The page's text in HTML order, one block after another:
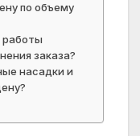
по объему
работы
заказа?
насадки и